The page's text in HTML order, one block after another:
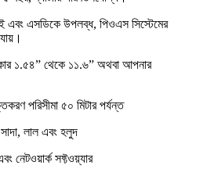
এসডিকে উপলব্ধ, পিওএস সিস্টেমের
১.৫৪” থেকে ১১.৬” অথবা আপনার
পরিসীমা ৫০ মিটার পর্যন্ত
লাল এবং হলুদ
নেটওয়ার্ক সফ্টওয়্যার